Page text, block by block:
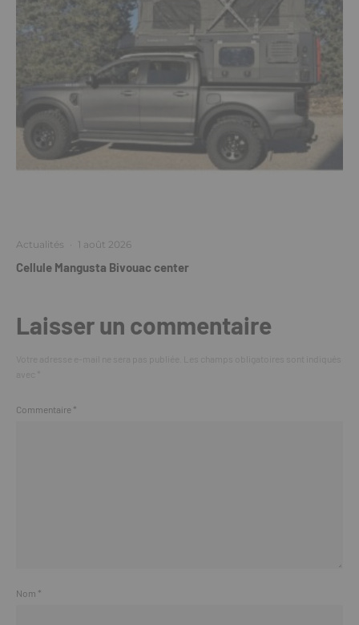
Actualités · 1 août 2026
Cellule Mangusta Bivouac center
Laisser un commentaire
Commentaire *
Nom *